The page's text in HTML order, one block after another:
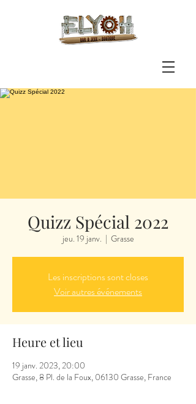
Quizz Spécial 2022
jeu. 19 janv.
  |
Grasse
Les inscriptions sont closes
Voir autres événements
Heure et lieu
19 janv. 2023, 20:00
Grasse, 8 Pl. de la Foux, 06130 Grasse, France